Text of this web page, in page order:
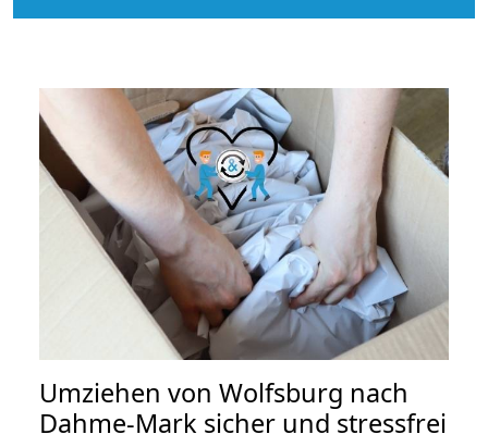
Umziehen von Wolfsburg nach
Dahme-Mark sicher und stressfrei